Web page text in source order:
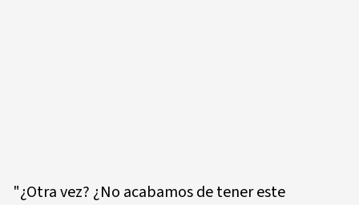
"¿Otra vez? ¿No acabamos de tener este